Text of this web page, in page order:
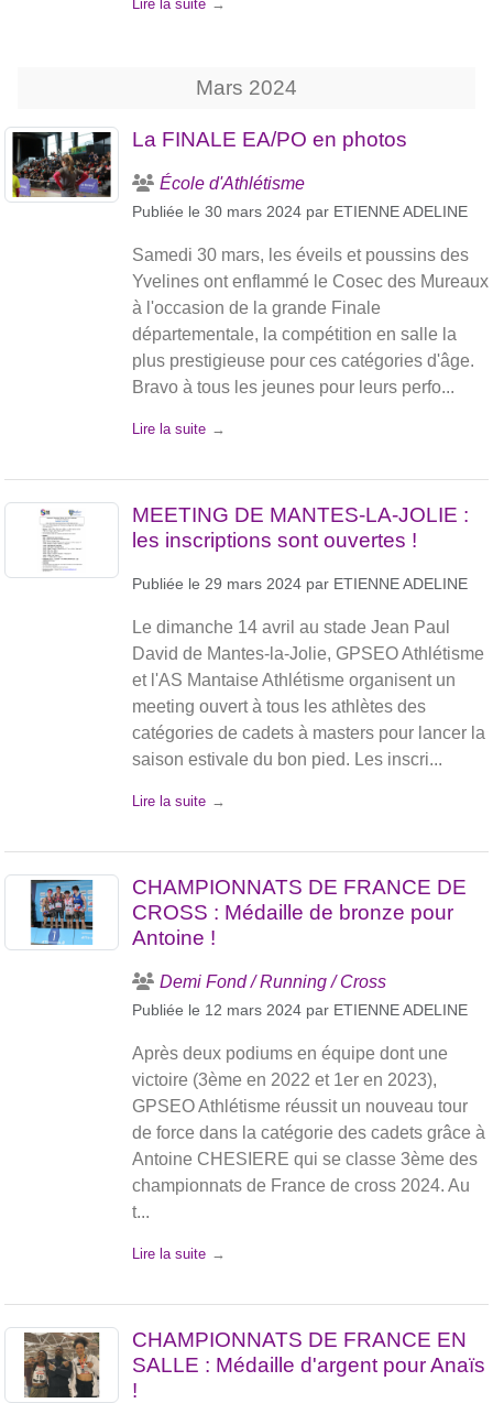
Lire la suite
Mars 2024
La FINALE EA/PO en photos
École d'Athlétisme
Publiée le 30 mars 2024 par ETIENNE ADELINE
Samedi 30 mars, les éveils et poussins des
Yvelines ont enflammé le Cosec des Mureaux
à l'occasion de la grande Finale
départementale, la compétition en salle la
plus prestigieuse pour ces catégories d'âge.
Bravo à tous les jeunes pour leurs perfo...
Lire la suite
MEETING DE MANTES-LA-JOLIE :
les inscriptions sont ouvertes !
Publiée le 29 mars 2024 par ETIENNE ADELINE
Le dimanche 14 avril au stade Jean Paul
David de Mantes-la-Jolie, GPSEO Athlétisme
et l'AS Mantaise Athlétisme organisent un
meeting ouvert à tous les athlètes des
catégories de cadets à masters pour lancer la
saison estivale du bon pied. Les inscri...
Lire la suite
CHAMPIONNATS DE FRANCE DE
CROSS : Médaille de bronze pour
Antoine !
Demi Fond / Running / Cross
Publiée le 12 mars 2024 par ETIENNE ADELINE
Après deux podiums en équipe dont une
victoire (3ème en 2022 et 1er en 2023),
GPSEO Athlétisme réussit un nouveau tour
de force dans la catégorie des cadets grâce à
Antoine CHESIERE qui se classe 3ème des
championnats de France de cross 2024. Au
t...
Lire la suite
CHAMPIONNATS DE FRANCE EN
SALLE : Médaille d'argent pour Anaïs
!